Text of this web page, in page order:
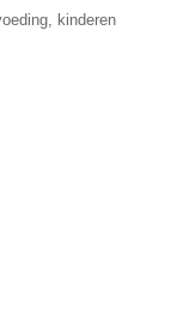
kinderen